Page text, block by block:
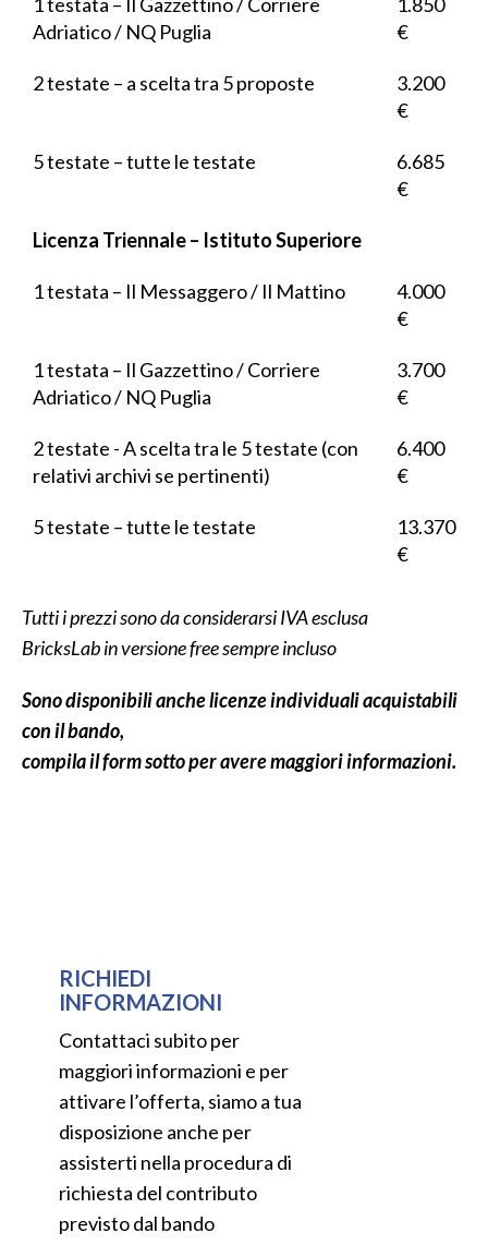
Adriatico / NQ Puglia
€
2 testate – a scelta tra 5 proposte
3.200
€
5 testate – tutte le testate
6.685
€
Licenza Triennale – Istituto Superiore
1 testata – Il Messaggero / Il Mattino
4.000
€
1 testata – Il Gazzettino / Corriere
Adriatico / NQ Puglia
3.700
€
2 testate - A scelta tra le 5 testate (con
relativi archivi se pertinenti)
6.400
€
5 testate – tutte le testate
13.370
€
Tutti i prezzi sono da considerarsi IVA esclusa
BricksLab in versione free sempre incluso
Sono disponibili anche licenze individuali acquistabili
con il bando,
compila il form sotto per avere maggiori informazioni.
RICHIEDI
INFORMAZIONI
Contattaci subito per
maggiori informazioni e per
attivare l’offerta, siamo a tua
disposizione anche per
assisterti nella procedura di
richiesta del contributo
previsto dal bando